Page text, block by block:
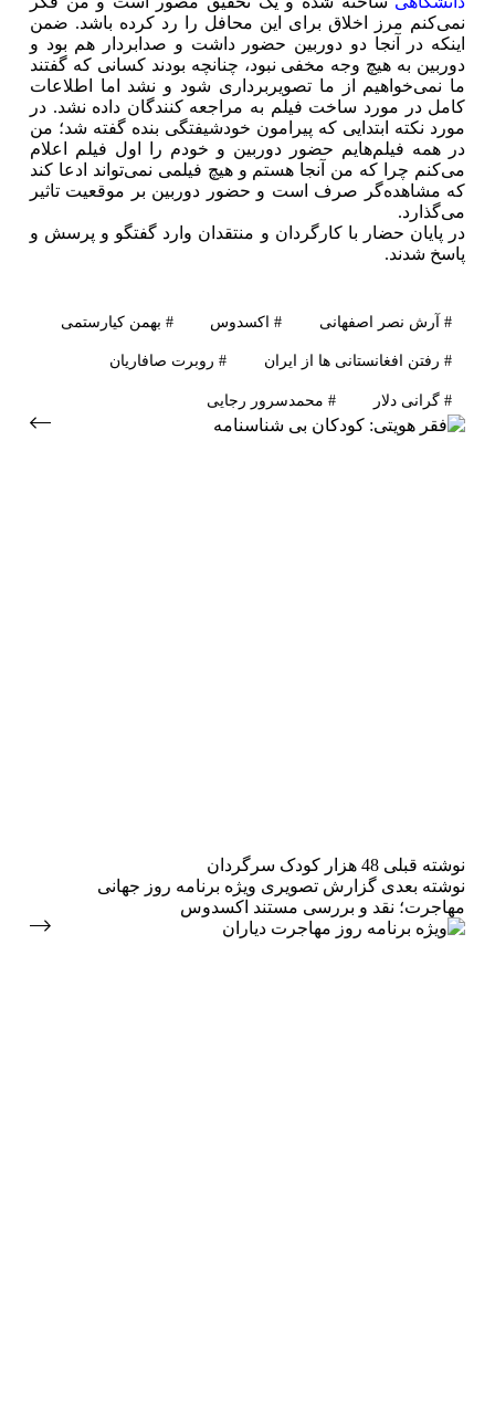
نمی‌کنم مرز اخلاق برای این محافل را رد کرده باشد. ضمن
اینکه در آنجا دو دوربین حضور داشت و صدابردار هم بود و
دوربین به هیچ وجه مخفی نبود، چنانچه بودند کسانی که گفتند
ما نمی‌خواهیم از ما تصویربرداری شود و نشد اما اطلاعات
کامل در مورد ساخت فیلم به مراجعه کنندگان داده نشد. در
مورد نکته ابتدایی که پیرامون خودشیفتگی بنده گفته شد؛ من
در همه فیلم‌هایم حضور دوربین و خودم را اول فیلم اعلام
می‌کنم چرا که من آنجا هستم و هیچ فیلمی نمی‌تواند ادعا کند
که مشاهده‌گر صرف است و حضور دوربین بر موقعیت تاثیر
می‌گذارد.
در پایان حضار با کارگردان و منتقدان وارد گفتگو و پرسش و
پاسخ شدند.
# آرش نصر اصفهانی # اکسدوس # بهمن کیارستمی
# رفتن افغانستانی ها از ایران # روبرت صافاریان
# گرانی دلار # محمدسرور رجایی
نوشته قبلی 48 هزار کودک سرگردان
نوشته بعدی گزارش تصویری ویژه برنامه روز جهانی
مهاجرت؛ نقد و بررسی مستند اکسدوس